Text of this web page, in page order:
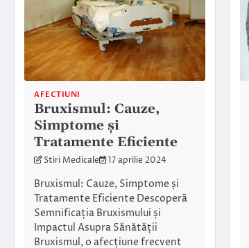
AFECTIUNI
Bruxismul: Cauze,
Simptome și
Tratamente Eficiente
Stiri Medicale 17 aprilie 2024
Bruxismul: Cauze, Simptome și
Tratamente Eficiente Descoperă
Semnificația Bruxismului și
Impactul Asupra Sănătății
Bruxismul, o afecțiune frecvent